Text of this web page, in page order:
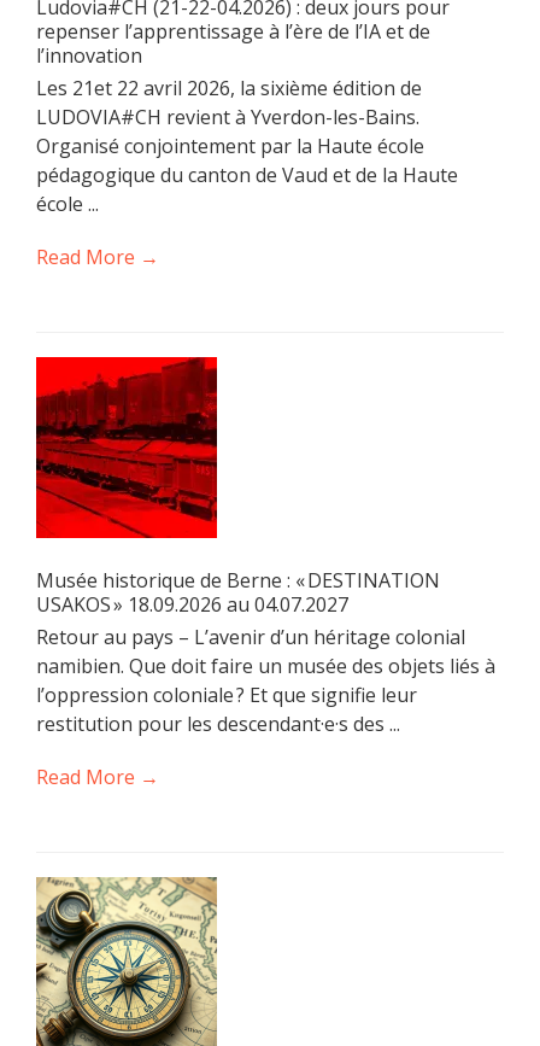
Ludovia#CH (21-22-04.2026) : deux jours pour
repenser l’apprentissage à l’ère de l’IA et de
l’innovation
Les 21et 22 avril 2026, la sixième édition de
LUDOVIA#CH revient à Yverdon-les-Bains.
Organisé conjointement par la Haute école
pédagogique du canton de Vaud et de la Haute
école ...
Read More →
Musée historique de Berne : « DESTINATION
USAKOS » 18.09.2026 au 04.07.2027
Retour au pays – L’avenir d’un héritage colonial
namibien. Que doit faire un musée des objets liés à
l’oppression coloniale ? Et que signifie leur
restitution pour les descendant·e·s des ...
Read More →